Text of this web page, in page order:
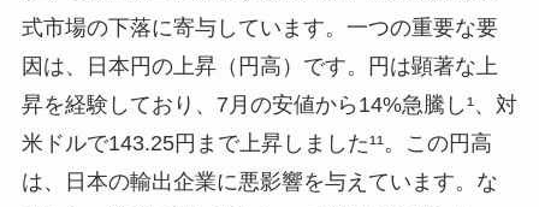
式市場の下落に寄与しています。一つの重要な要
因は、日本円の上昇（円高）です。円は顕著な上
昇を経験しており、7月の安値から14%急騰し¹、対
米ドルで143.25円まで上昇しました¹¹。この円高
は、日本の輸出企業に悪影響を与えています。な